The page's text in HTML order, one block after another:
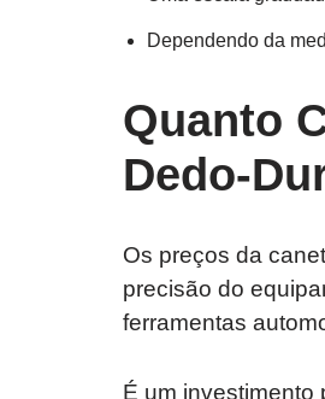
Dependendo da
Quanto
Dedo-
Os preços da
precisão do
ferramentas
É um investimento